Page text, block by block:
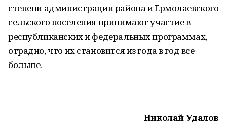
степени администрации района и Ермолаевского
сельского поселения принимают участие в
республиканских и федеральных программах,
отрадно, что их становится из года в год все
больше.
Николай Удалов